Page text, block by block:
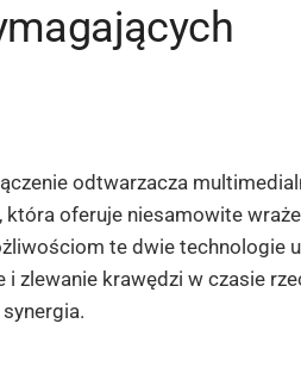
odtwarzacza
oferuje niesamowite
te dwie technologie
i zlewanie krawędzi w czasie